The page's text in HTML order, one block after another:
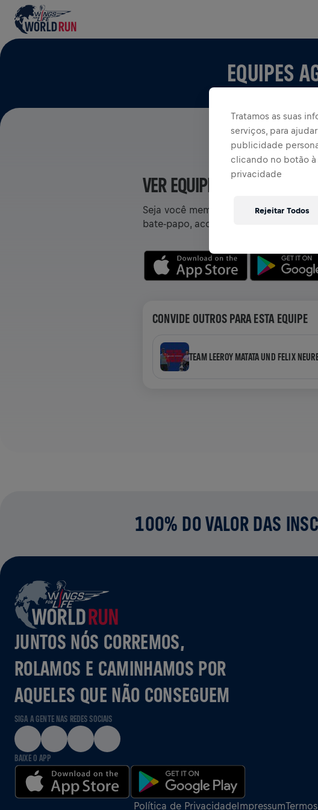
EQUIPES
VER EQUIPES NO APP
Seja você membro de uma equipe
bate-papo, acompanhe sua
CONVIDE OUTROS PARA ESTA EQUIPE
TEAM LEEROY MATATA UND FELIX
100% DO VALOR DAS
JUNTOS NÓS CORREMOS,
ROLAMOS E CAMINHAMOS POR
AQUELES QUE NÃO CONSEGUEM
SIGA A GENTE NAS REDES SOCIAIS
BAIXE O APP
Política de PrivacidadeImpressum
Tratamos as suas
serviços, para
publicidade
clicando no botão à
privacidade
Rejeitar Todos